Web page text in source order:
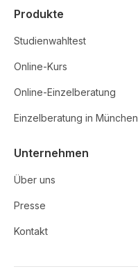
Produkte
Studienwahltest
Online-Kurs
Online-Einzelberatung
Einzelberatung in München
Unternehmen
Über uns
Presse
Kontakt